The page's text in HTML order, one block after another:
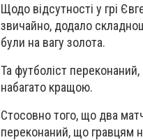
Щодо відсутності у грі
звичайно, додало
були на вагу золота.
Та футболіст
набагато кращою.
Стосовно того, що два
переконаний, що гравцям